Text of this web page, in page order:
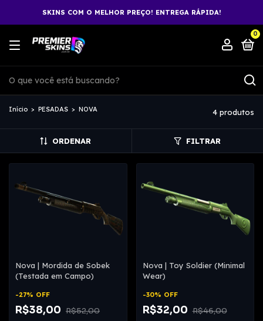
SKINS COM O MELHOR PREÇO! ENTREGA RÁPIDA!
0
Início > PESADAS > NOVA 4 produtos
ORDENAR FILTRAR
Nova | Mordida de Sobek
(Testada em Campo)
-27% OFF
R$38,00 R$52,00
Nova | Toy Soldier (Minimal
Wear)
-30% OFF
R$32,00 R$46,00